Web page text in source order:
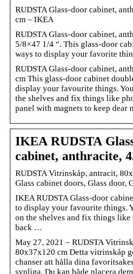
RUDSTA Glass-door cabinet,
cm – IKEA
RUDSTA Glass-door cabinet,
5/8×47 1/4 “. This glass-door
ways to display your favorite
RUDSTA Glass-door cabinet,
cm This glass-door cabinet
display your favourite things.
the shelves and fix things like
panel with magnets to keep dear
IKEA RUDSTA
cabinet, anthracite,
RUDSTA Vitrinskåp, antracit,
Glass cabinet doors, Glass door,
IKEA RUDSTA Glass-door
to display your favourite things.
on the shelves and fix things like
back …
May 27, 2021 – RUDSTA
80x37x120 cm Detta vitrinskåp
chanser att hålla dina
synliga. Du kan både placera